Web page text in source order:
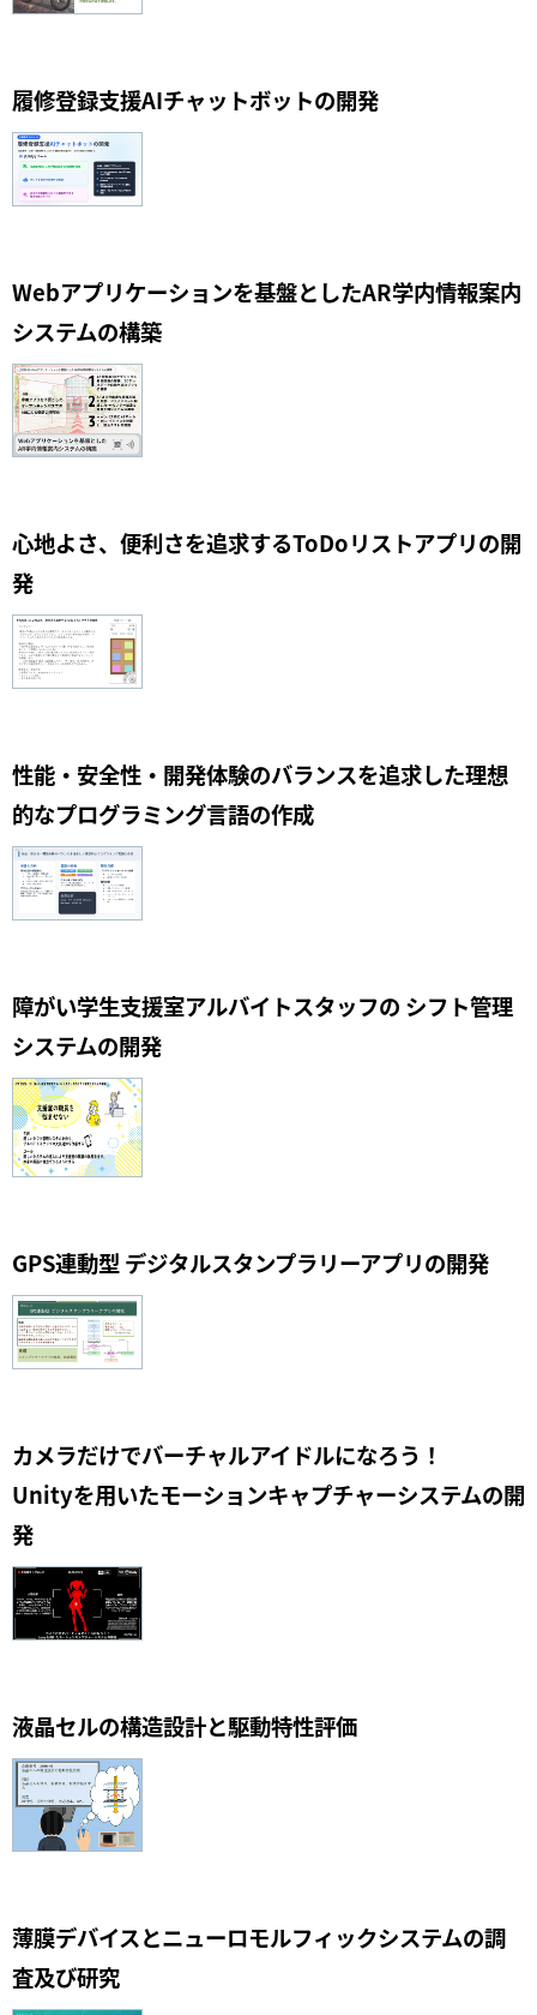
履修登録支援AIチャットボットの開発
Webアプリケーションを基盤としたAR学内情報案内
システムの構築
心地よさ、便利さを追求するToDoリストアプリの開
発
性能・安全性・開発体験のバランスを追求した理想
的なプログラミング言語の作成
障がい学生支援室アルバイトスタッフの シフト管理
システムの開発
GPS連動型 デジタルスタンプラリーアプリの開発
カメラだけでバーチャルアイドルになろう！
Unityを用いたモーションキャプチャーシステムの開
発
液晶セルの構造設計と駆動特性評価
薄膜デバイスとニューロモルフィックシステムの調
査及び研究